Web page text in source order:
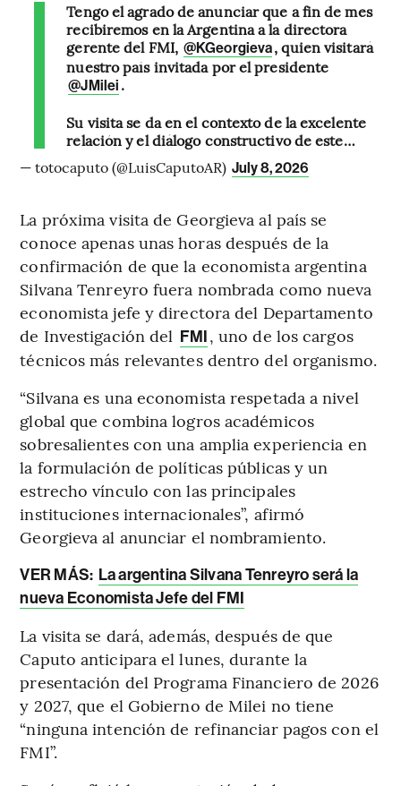
Tengo el agrado de anunciar que a fin de mes
recibiremos en la Argentina a la directora
gerente del FMI, @KGeorgieva, quien visitará
nuestro país invitada por el presidente
@JMilei .
Su visita se da en el contexto de la excelente
relación y el diálogo constructivo de este…
— totocaputo (@LuisCaputoAR) July 8, 2026
La próxima visita de Georgieva al país se
conoce apenas unas horas después de la
confirmación de que la economista argentina
Silvana Tenreyro fuera nombrada como nueva
economista jefe y directora del Departamento
de Investigación del FMI, uno de los cargos
técnicos más relevantes dentro del organismo.
“Silvana es una economista respetada a nivel
global que combina logros académicos
sobresalientes con una amplia experiencia en
la formulación de políticas públicas y un
estrecho vínculo con las principales
instituciones internacionales”, afirmó
Georgieva al anunciar el nombramiento.
VER MÁS: La argentina Silvana Tenreyro será la
nueva Economista Jefe del FMI
La visita se dará, además, después de que
Caputo anticipara el lunes, durante la
presentación del Programa Financiero de 2026
y 2027, que el Gobierno de Milei no tiene
“ninguna intención de refinanciar pagos con el
FMI”.